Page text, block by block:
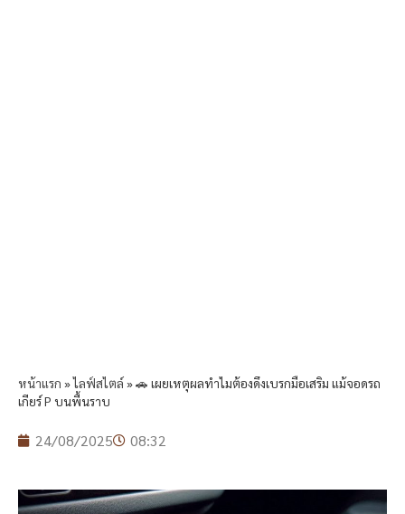
หน้าแรก »ไลฟ์สไตล์»🚗 เผยเหตุผลทำไมต้องดึงเบรกมือเสริม แม้จอดรถ
เกียร์ P บนพื้นราบ
24/08/2025 08:32